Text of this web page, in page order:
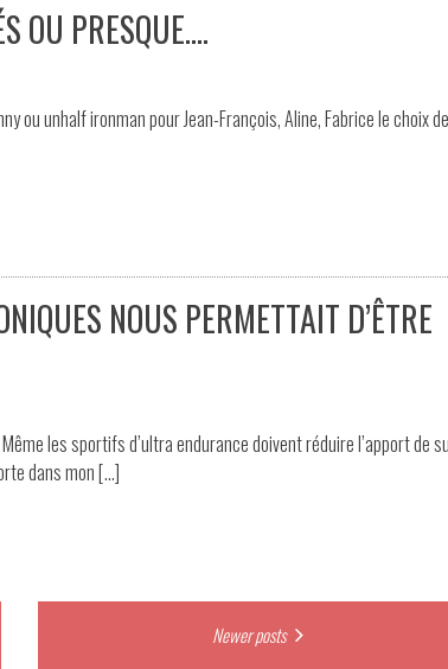
OU PRESQUE….
ou unhalf ironman pour Jean-François, Aline, Fabrice le choix
NOUS PERMETTAIT D’ÊTRE
les sportifs d’ultra endurance doivent réduire l’apport de
dans mon […]
Newer posts